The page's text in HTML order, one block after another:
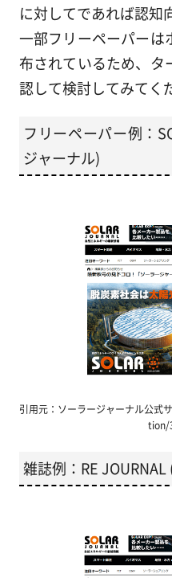
に対してであれば認知
一部フリーペーパーは
布されているため、タ
認して検討してみてく
フリーペーパー例：
ジャーナル)
引用元：ソーラージャーナル公
tion/
雑誌例：RE